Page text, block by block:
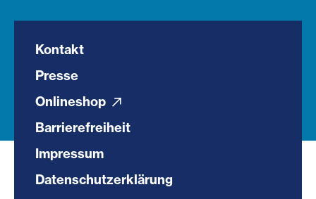
Kontakt
Presse
Onlineshop
Barrierefreiheit
Impressum
Datenschutzerklärung